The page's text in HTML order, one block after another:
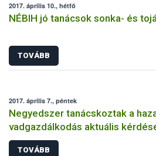
2017. április 10., hétfő
NÉBIH jó tanácsok sonka- és
TOVÁBB
2017. április 7., péntek
Negyedszer tanácskoztak a
vadgazdálkodás aktuális
TOVÁBB